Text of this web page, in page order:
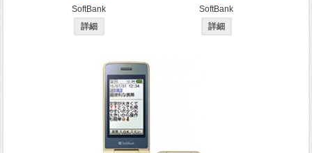
SoftBank SoftBank